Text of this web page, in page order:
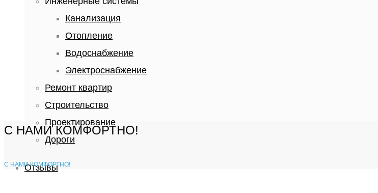
Канализация
Отопление
Водоснабжение
Электроснабжение
Ремонт квартир
Строительство
Проектирование
Дороги
Отзывы
С НАМИ КОМФОРТНО!
С НАМИ КОМФОРТНО!